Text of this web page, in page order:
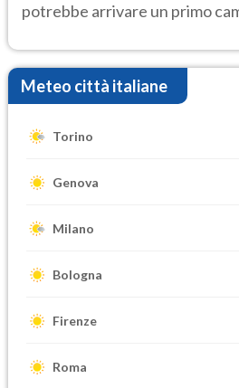
potrebbe arrivare un primo
Meteo città italiane
Torino
Genova
Milano
Bologna
Firenze
Roma